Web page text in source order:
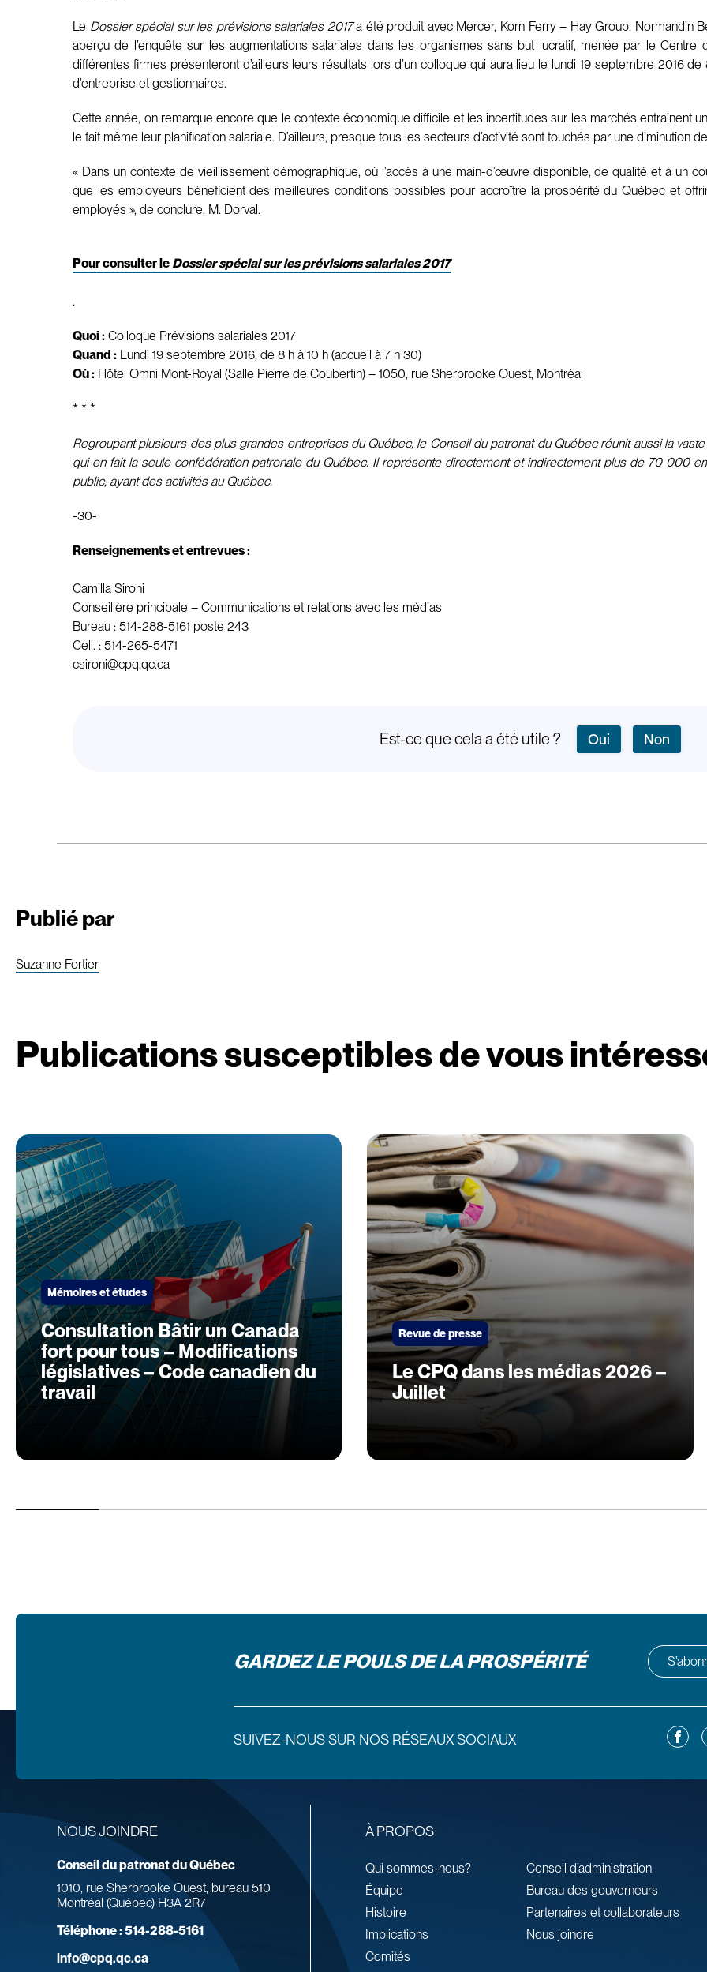
Le Dossier spécial sur les prévisions salariales 2017a été produit avec Mercer, Korn Ferry – Hay Group, Normandin
aperçu de l’enquête sur les augmentations salariales dans les organismes sans but lucratif, menée par le Centre
différentes firmes présenteront d’ailleurs leurs résultats lors d’un colloque qui aura lieu le lundi 19 septembre 2016
d’entreprise et gestionnaires.
Cette année, on remarque encore que le contexte économique difficile et les incertitudes sur les marchés entrainent
le fait même leur planification salariale. D’ailleurs, presque tous les secteurs d’activité sont touchés par une diminution
« Dans un contexte de vieillissement démographique, où l’accès à une main-d’œuvre disponible, de qualité et à un
que les employeurs bénéficient des meilleures conditions possibles pour accroître la prospérité du Québec et
employés », de conclure, M. Dorval.
Pour consulter le Dossier spécial sur les prévisions salariales 2017
.
Quoi : Colloque Prévisions salariales 2017
Quand : Lundi 19 septembre 2016, de 8 h à 10 h (accueil à 7 h 30)
Où : Hôtel Omni Mont-Royal (Salle Pierre de Coubertin) – 1050, rue Sherbrooke Ouest, Montréal
* * *
Regroupant plusieurs des plus grandes entreprises du Québec, le Conseil du patronat du Québec réunit aussi la
qui en fait la seule confédération patronale du Québec. Il représente directement et indirectement plus de 70 000
public, ayant des activités au Québec.
-30-
Renseignements et entrevues :
Camilla Sironi
Conseillère principale – Communications et relations avec les médias
Bureau : 514-288-5161 poste 243
Cell. : 514-265-5471
csironi@cpq.qc.ca
Est-ce que cela a été utile ? Oui Non
Publié par
Suzanne Fortier
Publications susceptibles de vous
Mémoires et études
Consultation Bâtir un Canada
fort pour tous – Modifications
législatives – Code canadien du
travail
Revue de presse
Le CPQ dans les médias 2026 –
Juillet
GARDEZ LE POULS DE LA PROSPÉRITÉ
SUIVEZ-NOUS SUR NOS RÉSEAUX SOCIAUX
NOUS JOINDRE
Conseil du patronat du Québec
1010, rue Sherbrooke Ouest, bureau 510
Montréal (Québec) H3A 2R7
Téléphone :514-288-5161
info@cpq.qc.ca
À PROPOS
Qui sommes-nous?
Équipe
Histoire
Implications
Comités
Conseil d’administration
Bureau des gouverneurs
Partenaires et collaborateurs
Nous joindre